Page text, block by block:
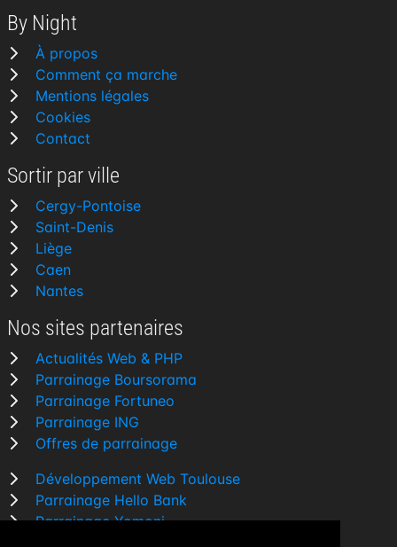
By Night
À propos
Comment ça marche
Mentions légales
Cookies
Contact
Sortir par ville
Cergy-Pontoise
Saint-Denis
Liège
Caen
Nantes
Nos sites partenaires
Actualités Web & PHP
Parrainage Boursorama
Parrainage Fortuneo
Parrainage ING
Offres de parrainage
Développement Web Toulouse
Parrainage Hello Bank
Parrainage Yomoni